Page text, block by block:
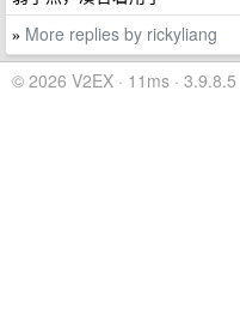
» More replies by rickyliang
© 2026 V2EX · 11ms · 3.9.8.5